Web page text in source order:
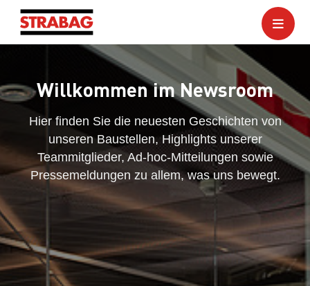
Willkommen im Newsroom
Hier finden Sie die neuesten Geschichten von
unseren Baustellen, Highlights unserer
Teammitglieder, Ad-hoc-Mitteilungen sowie
Pressemeldungen zu allem, was uns bewegt.